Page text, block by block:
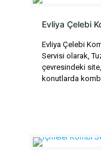
Evliya Çelebi
Evliya Çelebi
Servisi olarak,
çevresindeki
konutlarda